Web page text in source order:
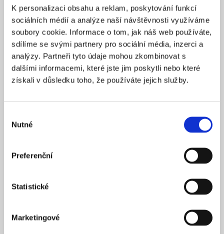
K personalizaci obsahu a reklam, poskytování funkcí
sociálních médií a analýze naší návštěvnosti využíváme
soubory cookie. Informace o tom, jak náš web používáte,
sdílíme se svými partnery pro sociální média, inzerci a
analýzy. Partneři tyto údaje mohou zkombinovat s
dalšími informacemi, které jste jim poskytli nebo které
získali v důsledku toho, že používáte jejich služby.
souhlasu
Nutné
Preferenční
Statistické
Marketingové
SÍDLO
ZALOŽENO 2025
CENA OD * 15 900 Kč
REZERVOVAT
KAPITÁL 20 000 Kč
ZALOŽENO 2025
NÁZEV SPOLEČNOSTI